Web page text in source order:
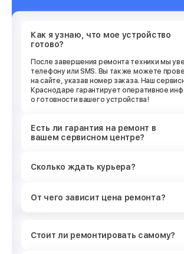
Как я узнаю, что мое устройство
готово?
После завершения ремонта техники мы
телефону или SMS. Вы также можете
на сайте, указав номер заказа. Наш
Краснодаре гарантирует оперативное
о готовности вашего устройства!
Есть ли гарантия на ремонт в
вашем сервисном центре?
Сколько ждать курьера?
От чего зависит цена ремонта?
Стоит ли ремонтировать самому?